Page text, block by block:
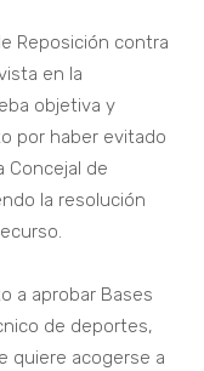
Reposición contra
en la
objetiva y
por haber evitado
Concejal de
la resolución
a aprobar Bases
de deportes,
quiere acogerse a